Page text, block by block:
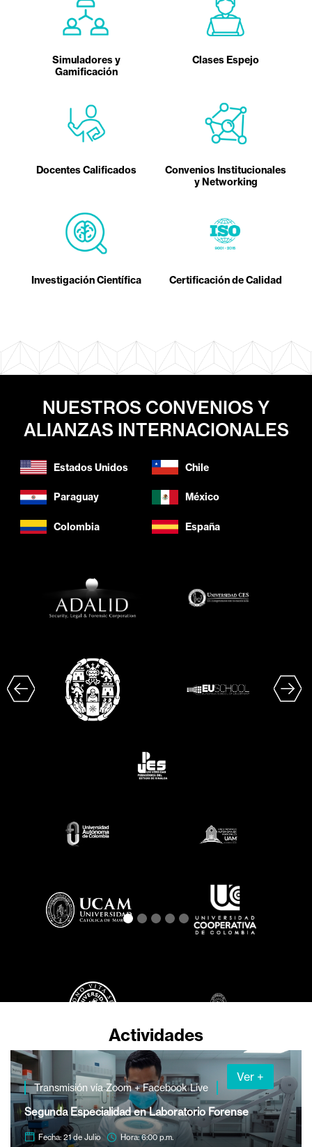
Simuladores y
Gamificación
Clases Espejo
Docentes Calificados
Convenios Institucionales
y Networking
Investigación Científica Certificación de Calidad
NUESTROS CONVENIOS Y
ALIANZAS INTERNACIONALES
Estados Unidos Chile
Paraguay México
Colombia España
Actividades
Ver +
Transmisión vía Zoom + Facebook Live
Segunda Especialidad en Laboratorio Forense
Fecha: 21 de Julio Hora: 6:00 p.m.